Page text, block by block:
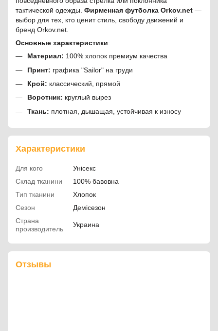
тактической одежды. Фирменная футболка Orkov.net —
выбор для тех, кто ценит стиль, свободу движений и
бренд Orkov.net.
Основные характеристики:
Материал: 100% хлопок премиум качества
Принт: графика "Sailor" на груди
Крой: классический, прямой
Воротник: круглый вырез
Ткань: плотная, дышащая, устойчивая к износу
Характеристики
Для кого
Унісекс
Склад тканини
100% бавовна
Тип тканини
Хлопок
Сезон
Демісезон
Страна
производитель
Украина
Отзывы